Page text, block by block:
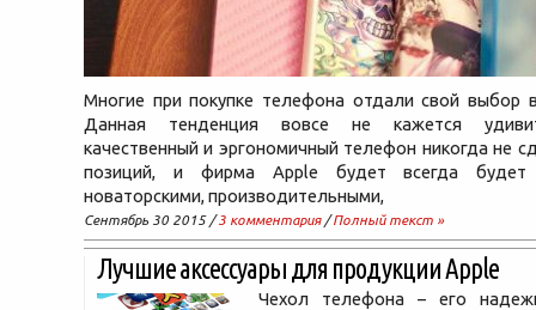
Многие при покупке телефона отдали свой выбор
Данная тенденция вовсе не кажется
качественный и эргономичный телефон никогда не
позиций, и фирма Apple будет всегда будет
новаторскими, производительными,
Сентябрь 30 2015 /3 комментария/Полный текст »
Лучшие аксессуары для продукции Apple
Чехол телефона – его